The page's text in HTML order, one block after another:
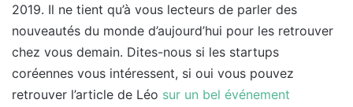
2019. Il ne tient qu’à vous lecteurs de parler des
nouveautés du monde d’aujourd’hui pour les retrouver
chez vous demain. Dites-nous si les startups
coréennes vous intéressent, si oui vous pouvez
retrouver l’article de Léo sur un bel événement